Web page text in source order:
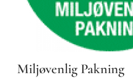
Miljøvenlig Pakning